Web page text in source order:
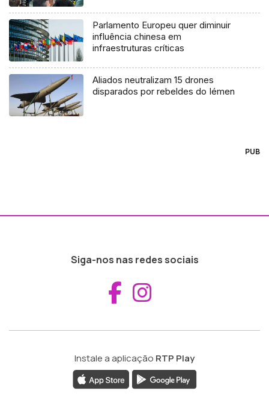
Parlamento Europeu quer diminuir
influência chinesa em
infraestruturas críticas
Aliados neutralizam 15 drones
disparados por rebeldes do Iémen
PUB
Siga-nos nas redes sociais
Aceder ao
Instale a aplicação RTP Play